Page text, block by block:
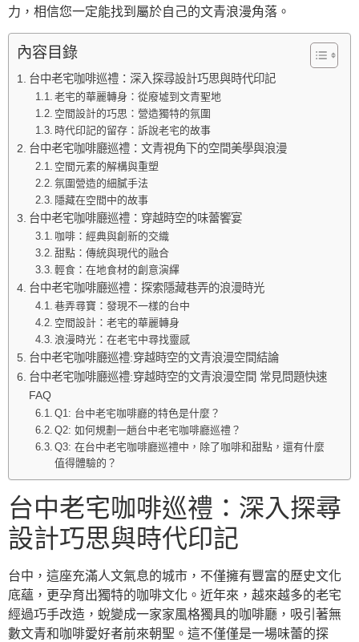
力，相信您一定能找到屬於自己的文青浪漫角落。
內容目錄
台中老宅咖啡巡禮：深入探尋設計巧思與時代印記
老宅的華麗轉身：從廢墟到文青聖地
空間設計的巧思：營造獨特的氛圍
時代印記的留存：訴說老宅的故事
台中老宅咖啡廳巡禮：文青視角下的空間美學與浪漫
空間元素的解構與重塑
氛圍營造的細膩手法
隱藏在空間中的故事
台中老宅咖啡廳巡禮：穿越時空的味蕾饗宴
咖啡：經典與創新的交織
甜點：傳統與現代的融合
輕食：在地食材的創意演繹
台中老宅咖啡廳巡禮：探索隱藏巷弄的浪漫時光
巷弄尋寶：發現不一樣的台中
空間設計：老宅的華麗轉身
浪漫時光：在老宅中尋找靈感
台中老宅咖啡廳巡禮:穿越時空的文青浪漫空間結論
台中老宅咖啡廳巡禮:穿越時空的文青浪漫空間 常見問題快速
FAQ
Q1: 台中老宅咖啡廳的特色是什麼？
Q2: 如何規劃一趟台中老宅咖啡廳巡禮？
Q3: 在台中老宅咖啡廳巡禮中，除了咖啡和甜點，還有什麼
值得體驗的？
台中老宅咖啡巡禮：深入探尋
設計巧思與時代印記
台中，這座充滿人文氣息的城市，不僅擁有豐富的歷史文化
底蘊，更孕育出獨特的咖啡文化。近年來，越來越多的老宅
經過巧手改造，蛻變成一家家風格獨具的咖啡廳，吸引著無
數文青和咖啡愛好者前來朝聖。這不僅僅是一場味蕾的探